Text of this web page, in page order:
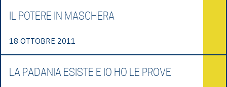
IL POTERE IN MASCHERA
18 OTTOBRE 2011
LA PADANIA ESISTE E IO HO LE PROVE